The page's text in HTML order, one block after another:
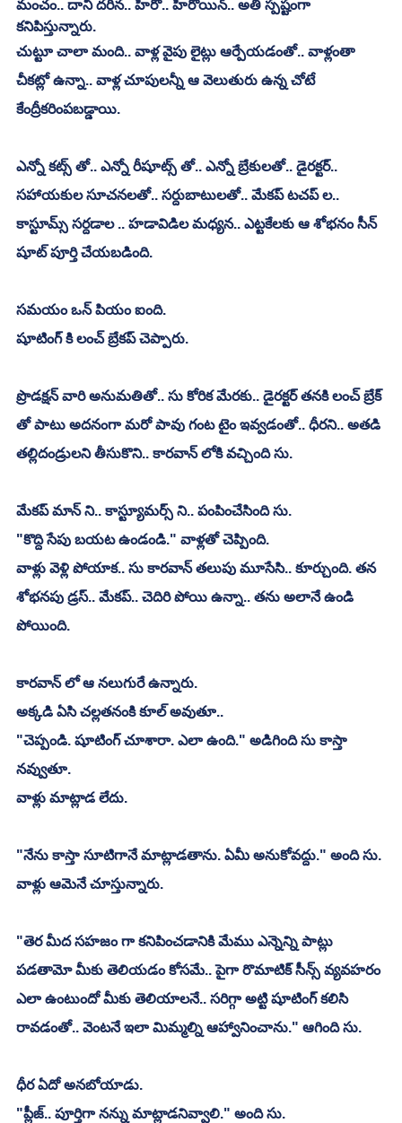
మంచం.. దాని దరిన.. హీరో.. హీరోయిన్.. అతి స్పష్టంగా
కనిపిస్తున్నారు.
చుట్టూ చాలా మంది.. వాళ్ల వైపు లైట్లు ఆర్పేయడంతో.. వాళ్లంతా
చీకట్లో ఉన్నా.. వాళ్ల చూపులన్నీ ఆ వెలుతురు ఉన్న చోటే
కేంద్రీకరింపబడ్డాయి.
ఎన్నో కట్స్ తో.. ఎన్నో రీషూట్స్ తో.. ఎన్నో బ్రేకులతో.. డైరక్టర్..
సహాయకుల సూచనలతో.. సర్దుబాటులతో.. మేకప్ టచప్ ల..
కాస్టూమ్స్ సర్దడాల .. హడావిడిల మధ్యన.. ఎట్టకేలకు ఆ శోభనం సీన్
షూట్ పూర్తి చేయబడింది.
సమయం ఒన్ పియం ఐంది.
షూటింగ్ కి లంచ్ బ్రేకప్ చెప్పారు.
ప్రొడక్షన్ వారి అనుమతితో.. సు కోరిక మేరకు.. డైరక్టర్ తనకి లంచ్ బ్రేక్
తో పాటు అదనంగా మరో పావు గంట టైం ఇవ్వడంతో.. ధీరని.. అతడి
తల్లిదండ్రులని తీసుకొని.. కారవాన్ లోకి వచ్చింది సు.
మేకప్ మాన్ ని.. కాస్ట్యూమర్స్ ని.. పంపించేసింది సు.
"కొద్ది సేపు బయట ఉండండి." వాళ్లతో చెప్పింది.
వాళ్లు వెళ్లి పోయాక.. సు కారవాన్ తలుపు మూసేసి.. కూర్చుంది. తన
శోభనపు డ్రస్.. మేకప్.. చెదిరి పోయి ఉన్నా.. తను అలానే ఉండి
పోయింది.
కారవాన్ లో ఆ నలుగురే ఉన్నారు.
అక్కడి ఏసి చల్లతనంకి కూల్ అవుతూ..
"చెప్పండి. షూటింగ్ చూశారా. ఎలా ఉంది." అడిగింది సు కాస్తా
నవ్వుతూ.
వాళ్లు మాట్లాడ లేదు.
"నేను కాస్తా సూటిగానే మాట్లాడతాను. ఏమీ అనుకోవద్దు." అంది సు.
వాళ్లు ఆమెనే చూస్తున్నారు.
"తెర మీద సహజం గా కనిపించడానికి మేము ఎన్నెన్ని పాట్లు
పడతామో మీకు తెలియడం కోసమే.. పైగా రొమాటిక్ సీన్స్ వ్యవహరం
ఎలా ఉంటుందో మీకు తెలియాలనే.. సరిగ్గా అట్టి షూటింగ్ కలిసి
రావడంతో.. వెంటనే ఇలా మిమ్మల్ని ఆహ్వానించాను." ఆగింది సు.
ధీర ఏదో అనబోయాడు.
"ప్లీజ్.. పూర్తిగా నన్ను మాట్లాడనివ్వాలి." అంది సు.